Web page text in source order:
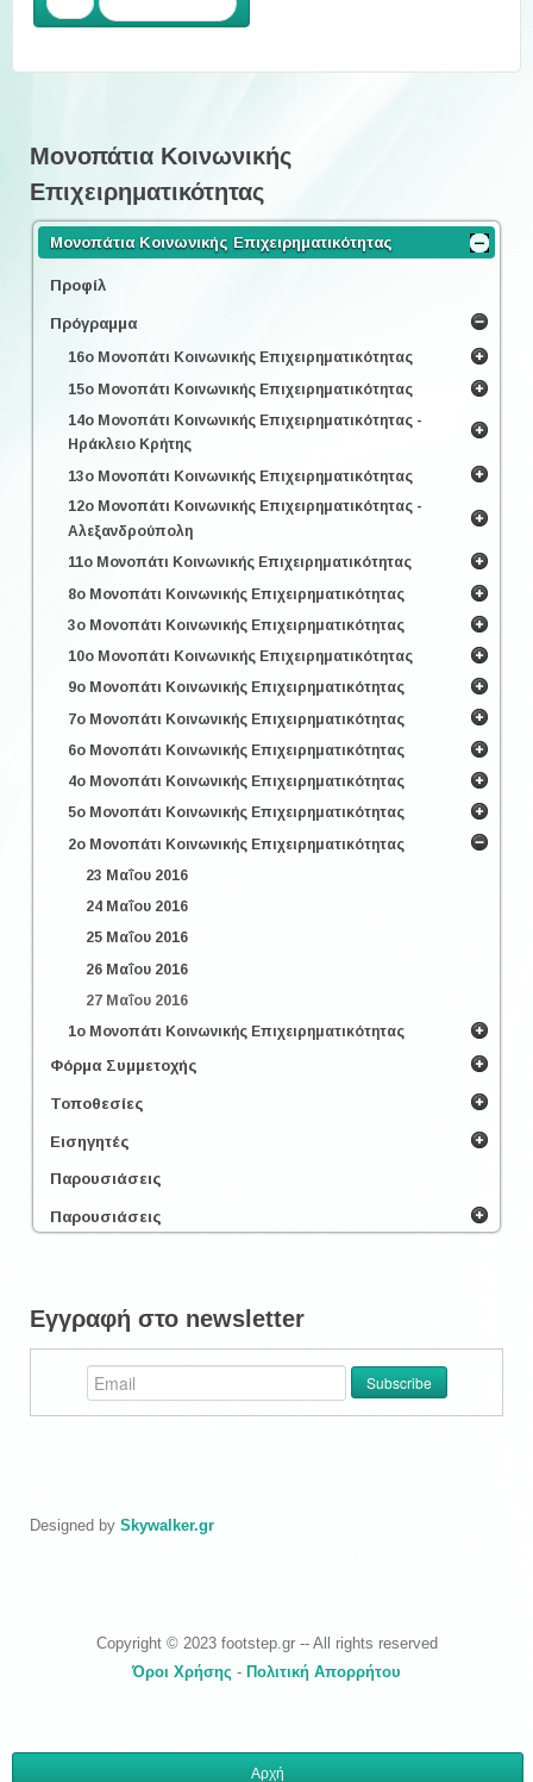
Μονοπάτια Κοινωνικής
Επιχειρηματικότητας
Μονοπάτια Κοινωνικής Επιχειρηματικότητας
Προφίλ
Πρόγραμμα
16ο Μονοπάτι Κοινωνικής Επιχειρηματικότητας
15ο Μονοπάτι Κοινωνικής Επιχειρηματικότητας
14ο Μονοπάτι Κοινωνικής Επιχειρηματικότητας -
Ηράκλειο Κρήτης
13ο Μονοπάτι Κοινωνικής Επιχειρηματικότητας
12ο Μονοπάτι Κοινωνικής Επιχειρηματικότητας -
Αλεξανδρούπολη
11ο Μονοπάτι Κοινωνικής Επιχειρηματικότητας
8ο Μονοπάτι Κοινωνικής Επιχειρηματικότητας
3ο Μονοπάτι Κοινωνικής Επιχειρηματικότητας
10ο Μονοπάτι Κοινωνικής Επιχειρηματικότητας
9ο Μονοπάτι Κοινωνικής Επιχειρηματικότητας
7ο Μονοπάτι Κοινωνικής Επιχειρηματικότητας
6ο Μονοπάτι Κοινωνικής Επιχειρηματικότητας
4ο Μονοπάτι Κοινωνικής Επιχειρηματικότητας
5ο Μονοπάτι Κοινωνικής Επιχειρηματικότητας
2ο Μονοπάτι Κοινωνικής Επιχειρηματικότητας
23 Μαΐου 2016
24 Μαΐου 2016
25 Μαΐου 2016
26 Μαΐου 2016
27 Μαΐου 2016
1ο Μονοπάτι Κοινωνικής Επιχειρηματικότητας
Φόρμα Συμμετοχής
Τοποθεσίες
Εισηγητές
Παρουσιάσεις
Παρουσιάσεις
Εγγραφή στο newsletter
Designed by Skywalker.gr
Copyright © 2023 footstep.gr -- All rights reserved
Όροι Χρήσης - Πολιτική Απορρήτου
Αρχή